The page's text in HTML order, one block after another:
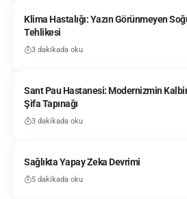
Klima Hastalığı: Yazın Görünmeyen
Tehlikesi
3 dakikada oku
Sant Pau Hastanesi: Modernizmin
Şifa Tapınağı
3 dakikada oku
Sağlıkta Yapay Zeka Devrimi
5 dakikada oku